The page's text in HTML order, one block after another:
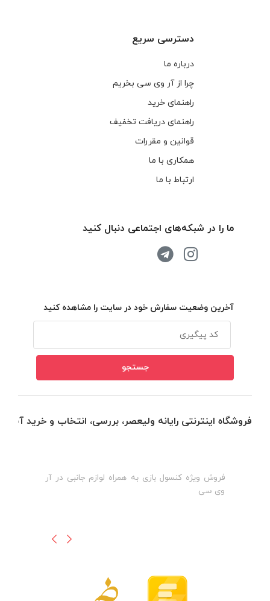
دسترسی سریع
درباره ما
چرا از آر وی سی بخریم
راهنمای خرید
راهنمای دریافت تخفیف
قوانین و مقررات
همکاری با ما
ارتباط با ما
ما را در شبکه‌های اجتماعی دنبال کنید
آخرین وضعیت سفارش خود در سایت را مشاهده کنید
فروشگاه اینترنتی رایانه ولیعصر، بررسی، انتخاب و خرید
فروش ویژه کنسول بازی به همراه لوازم جانبی در آر
وی سی